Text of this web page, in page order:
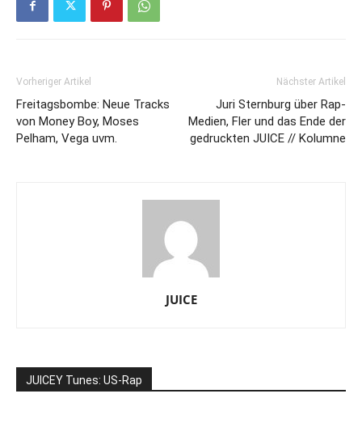
Vorheriger Artikel
Freitagsbombe: Neue Tracks
von Money Boy, Moses
Pelham, Vega uvm.
Nächster Artikel
Juri Sternburg über Rap-
Medien, Fler und das Ende der
gedruckten JUICE // Kolumne
JUICE
JUICEY Tunes: US-Rap